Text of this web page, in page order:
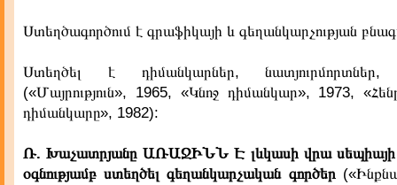
Ստեղծագործում է գրաֆիկայի և գեղանկարչության
Ստեղծել է դիմանկարներ, նատյուրմորտներ,
(«Մայրություն», 1965, «Կնոջ դիմանկար», 1973,
դիմանկարը», 1982):
Ռ. Խաչատրյանը ԱՌԱՋԻՆՆ Է լևկասի վրա սեպիայի
օգնությամբ ստեղծել գեղանկարչական գործեր